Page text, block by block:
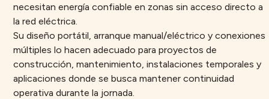
necesitan energía confiable en zonas sin acceso directo a
la red eléctrica.
Su diseño portátil, arranque manual/eléctrico y conexiones
múltiples lo hacen adecuado para proyectos de
construcción, mantenimiento, instalaciones temporales y
aplicaciones donde se busca mantener continuidad
operativa durante la jornada.